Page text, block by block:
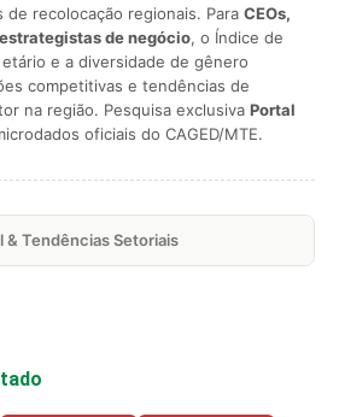
recolocação regionais. Para CEOs,
de negócio, o Índice de
e a diversidade de gênero
competitivas e tendências de
na região. Pesquisa exclusiva Portal
oficiais do CAGED/MTE.
Tendências Setoriais